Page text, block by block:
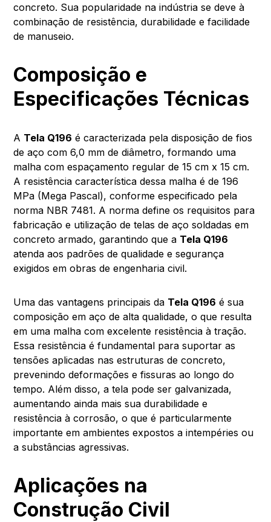
concreto. Sua popularidade na indústria se deve à
combinação de resistência, durabilidade e facilidade
de manuseio.
Composição e
Especificações Técnicas
A Tela Q196 é caracterizada pela disposição de fios
de aço com 6,0 mm de diâmetro, formando uma
malha com espaçamento regular de 15 cm x 15 cm.
A resistência característica dessa malha é de 196
MPa (Mega Pascal), conforme especificado pela
norma NBR 7481. A norma define os requisitos para
fabricação e utilização de telas de aço soldadas em
concreto armado, garantindo que a Tela Q196
atenda aos padrões de qualidade e segurança
exigidos em obras de engenharia civil.
Uma das vantagens principais da Tela Q196 é sua
composição em aço de alta qualidade, o que resulta
em uma malha com excelente resistência à tração.
Essa resistência é fundamental para suportar as
tensões aplicadas nas estruturas de concreto,
prevenindo deformações e fissuras ao longo do
tempo. Além disso, a tela pode ser galvanizada,
aumentando ainda mais sua durabilidade e
resistência à corrosão, o que é particularmente
importante em ambientes expostos a intempéries ou
a substâncias agressivas.
Aplicações na
Construção Civil